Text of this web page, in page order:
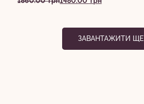
грн.
грн.
ЗАВАНТАЖИТИ ЩЕ